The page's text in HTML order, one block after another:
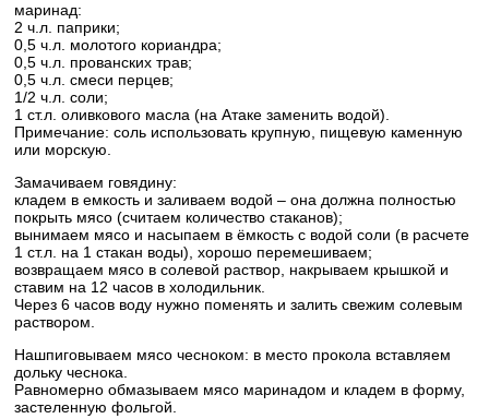
маринад:
2 ч.л. паприки;
0,5 ч.л. молотого кориандра;
0,5 ч.л. прованских трав;
0,5 ч.л. смеси перцев;
1/2 ч.л. соли;
1 ст.л. оливкового масла (на Атаке заменить водой).
Примечание: соль использовать крупную, пищевую каменную
или морскую.
Замачиваем говядину:
кладем в емкость и заливаем водой – она должна полностью
покрыть мясо (считаем количество стаканов);
вынимаем мясо и насыпаем в ёмкость с водой соли (в расчете
1 ст.л. на 1 стакан воды), хорошо перемешиваем;
возвращаем мясо в солевой раствор, накрываем крышкой и
ставим на 12 часов в холодильник.
Через 6 часов воду нужно поменять и залить свежим солевым
раствором.
Нашпиговываем мясо чесноком: в место прокола вставляем
дольку чеснока.
Равномерно обмазываем мясо маринадом и кладем в форму,
застеленную фольгой.